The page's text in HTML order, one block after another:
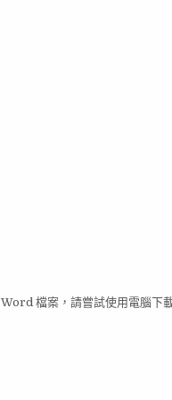
檔案，請嘗試使用電腦下